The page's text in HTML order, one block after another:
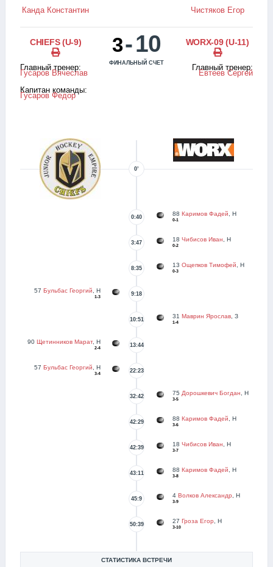
Канда Константин Чистяков Егор
CHIEFS (U-9)
Главный тренер:
Гусаров Вячеслав
Капитан команды:
Гусаров Федор
3-10
ФИНАЛЬНЫЙ СЧЕТ
WORX-09 (U-11)
Главный тренер:
Евтеев Сергей
0’
88 Каримов Фадей , Н
0-1
0:40
18 Чибисов Иван , Н
0-2
3:47
13 Ощепков Тимофей , Н
0-3
8:35
57 Бульбас Георгий , Н
1-3 9:18
31 Маврин Ярослав , З
1-4
10:51
90 Щетинников Марат, Н
2-4 13:44
57 Бульбас Георгий , Н
3-4 22:23
75 Дорошкевич Богдан , Н
3-5
32:42
88 Каримов Фадей , Н
3-6
42:29
18 Чибисов Иван , Н
3-7
42:39
88 Каримов Фадей , Н
3-8
43:11
4 Волков Александр , Н
3-9
45:9
27 Гроза Егор , Н
3-10
50:39
СТАТИСТИКА ВСТРЕЧИ